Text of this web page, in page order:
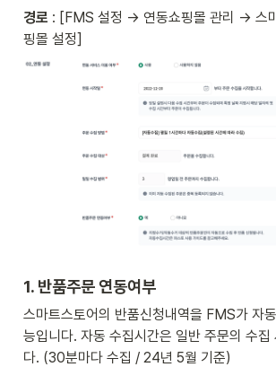
경로 : [FMS 설정 → 연동쇼핑몰 관리 → 스
핑몰 설정]
1. 반품주문 연동여부
스마트스토어의 반품신청내역을 FMS가 자
능입니다. 자동 수집시간은 일반 주문의 수집
다. (30분마다 수집 / 24년 5월 기준)